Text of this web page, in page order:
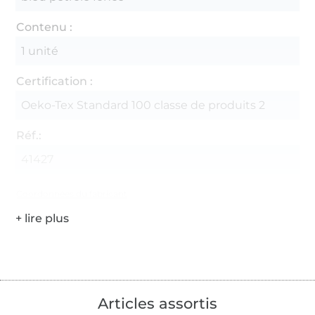
Contenu :
1 unité
Certification :
Oeko-Tex Standard 100 classe de produits 2
Réf.:
Articles assortis